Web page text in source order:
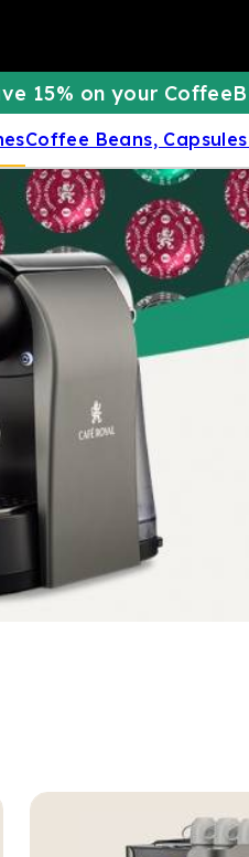
15% on your
Coffee Beans,